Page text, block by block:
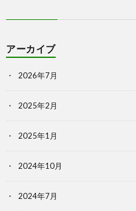
アーカイブ
2026年7月
2025年2月
2025年1月
2024年10月
2024年7月